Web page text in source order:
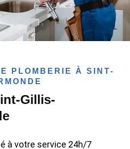
PLOMBERIE À SINT-
Gillis-
à votre service 24h/7